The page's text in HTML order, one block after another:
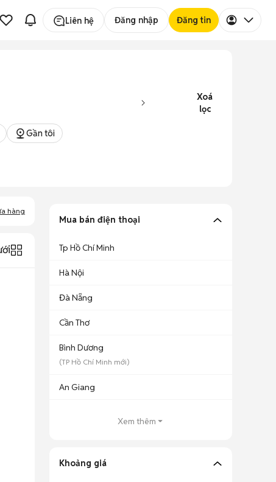
Liên hệ Đăng nhập Đăng tin
Xoá
lọc
Gần tôi
hàng
Mua bán điện thoại
Tp Hồ Chí Minh
Hà Nội
Đà Nẵng
Cần Thơ
Bình Dương
(TP Hồ Chí Minh mới)
An Giang
Xem thêm
Khoảng giá